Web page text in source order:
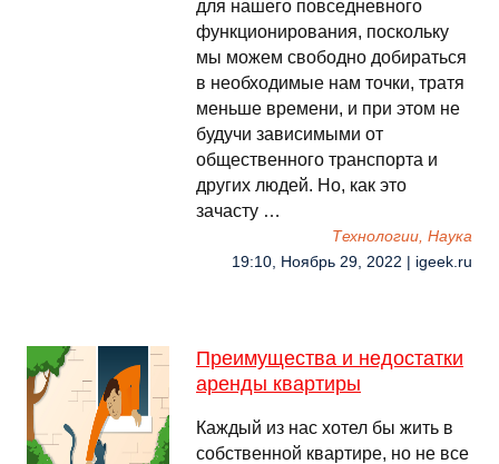
для нашего повседневного
функционирования, поскольку
мы можем свободно добираться
в необходимые нам точки, тратя
меньше времени, и при этом не
будучи зависимыми от
общественного транспорта и
других людей. Но, как это
зачасту …
Технологии, Наука
19:10, Ноябрь 29, 2022 | igeek.ru
Преимущества и недостатки
аренды квартиры
Каждый из нас хотел бы жить в
собственной квартире, но не все